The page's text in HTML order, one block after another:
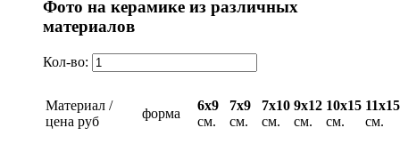
Фото на керамике из различных
материалов
Кол-во:
Материал /
цена руб
форма
6х9
см.
7х9
см.
7х10
см.
9х12
см.
10х15
см.
11х15
см.